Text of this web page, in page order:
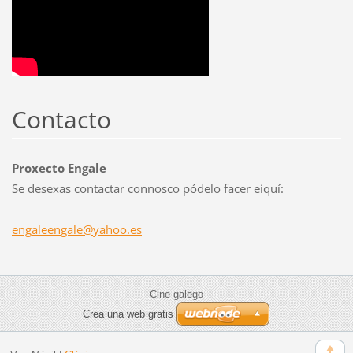
Contacto
Proxecto Engale
Se desexas contactar connosco pódelo facer eiquí:
engaleengale@yahoo.es
Cine galego
Crea una web gratis